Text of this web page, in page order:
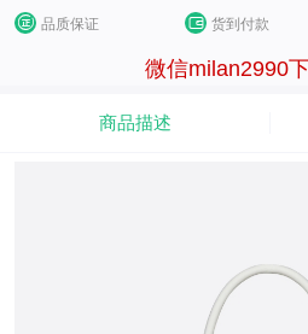
品质保证 货到付款
微信milan2990
商品描述